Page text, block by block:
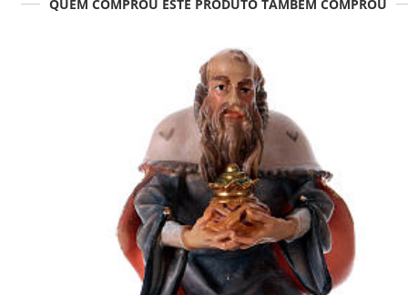
QUEM COMPROU ESTE PRODUTO TAMBÉM COMPROU